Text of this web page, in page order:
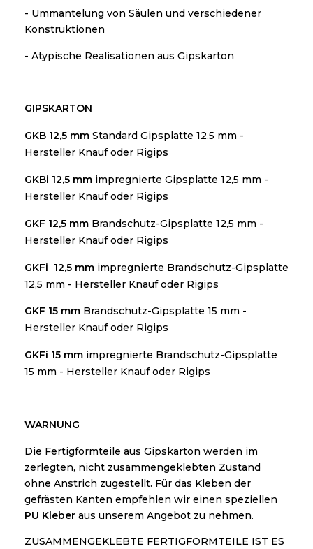
- Ummantelung von Säulen und verschiedener
Konstruktionen
- Atypische Realisationen aus Gipskarton
GIPSKARTON
GKB 12,5 mm Standard Gipsplatte 12,5 mm -
Hersteller Knauf oder Rigips
GKBi 12,5 mm impregnierte Gipsplatte 12,5 mm -
Hersteller Knauf oder Rigips
GKF 12,5 mm Brandschutz-Gipsplatte 12,5 mm -
Hersteller Knauf oder Rigips
GKFi 12,5 mmimpregnierte Brandschutz-Gipsplatte
12,5 mm - Hersteller Knauf oder Rigips
GKF 15 mm Brandschutz-Gipsplatte 15 mm -
Hersteller Knauf oder Rigips
GKFi 15 mm impregnierte Brandschutz-Gipsplatte
15 mm - Hersteller Knauf oder Rigips
WARNUNG
Die Fertigformteile aus Gipskarton werden im
zerlegten, nicht zusammengeklebten Zustand
ohne Anstrich zugestellt. Für das Kleben der
gefrästen Kanten empfehlen wir einen speziellen
PU Kleber aus unserem Angebot zu nehmen.
ZUSAMMENGEKLEBTE FERTIGFORMTEILE IST ES